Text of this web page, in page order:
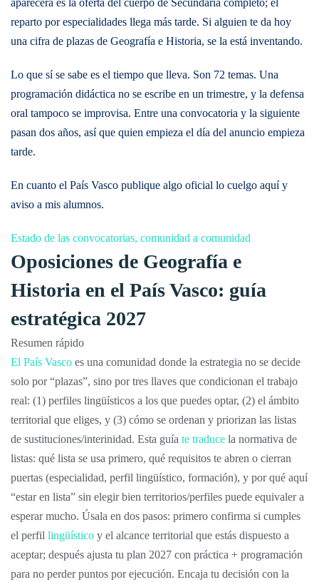
aparecerá es la oferta del cuerpo de Secundaria completo; el
reparto por especialidades llega más tarde. Si alguien te da hoy
una cifra de plazas de Geografía e Historia, se la está inventando.
Lo que sí se sabe es el tiempo que lleva. Son 72 temas. Una
programación didáctica no se escribe en un trimestre, y la defensa
oral tampoco se improvisa. Entre una convocatoria y la siguiente
pasan dos años, así que quien empieza el día del anuncio empieza
tarde.
En cuanto el País Vasco publique algo oficial lo cuelgo aquí y
aviso a mis alumnos.
Estado de las convocatorias, comunidad a comunidad
Oposiciones de Geografía e
Historia en el País Vasco: guía
estratégica 2027
Resumen rápido
El País Vasco es una comunidad donde la estrategia no se decide
solo por “plazas”, sino por tres llaves que condicionan el trabajo
real: (1) perfiles lingüísticos a los que puedes optar, (2) el ámbito
territorial que eliges, y (3) cómo se ordenan y priorizan las listas
de sustituciones/interinidad. Esta guía te traduce la normativa de
listas: qué lista se usa primero, qué requisitos te abren o cierran
puertas (especialidad, perfil lingüístico, formación), y por qué aquí
“estar en lista” sin elegir bien territorios/perfiles puede equivaler a
esperar mucho. Úsala en dos pasos: primero confirma si cumples
el perfil lingüístico y el alcance territorial que estás dispuesto a
aceptar; después ajusta tu plan 2027 con práctica + programación
para no perder puntos por ejecución. Encaja tu decisión con la